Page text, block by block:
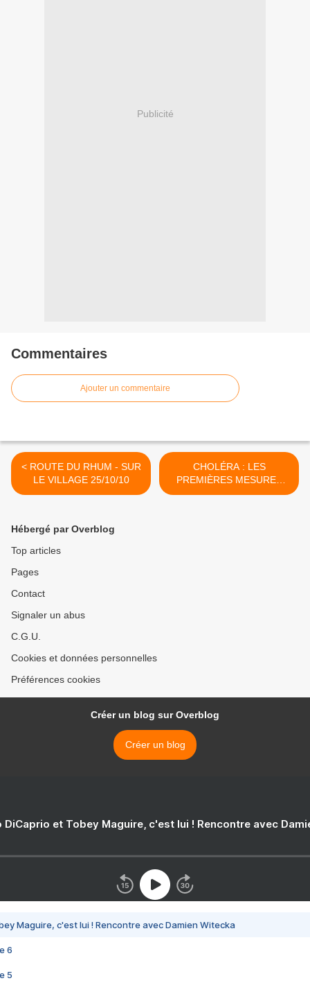
Publicité
Commentaires
Ajouter un commentaire
< ROUTE DU RHUM - SUR
LE VILLAGE 25/10/10
CHOLÉRA : LES
PREMIÈRES MESURES
26/10/10 >
Hébergé par Overblog
Top articles
Pages
Contact
Signaler un abus
C.G.U.
Cookies et données personnelles
Préférences cookies
Créer un blog sur Overblog
Créer un blog
DiCaprio et Tobey Maguire, c'est lui ! Rencontre avec
Maguire, c'est lui ! Rencontre avec Damien Witecka
6
5